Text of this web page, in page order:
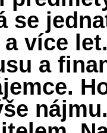
se
více
a